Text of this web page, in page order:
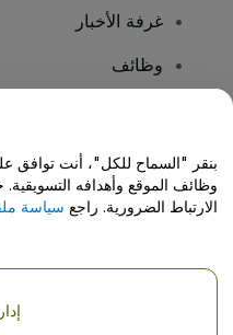
غرفة الأخبار
وظائف
مركز المساعدة / اتصل
حقوق النشر © شركة فياجوجو المحدودة
بنقر "السماح للكل"، أنت توافق
وظائف الموقع وأهدافه
الارتباط الضرورية. راجع سياسة